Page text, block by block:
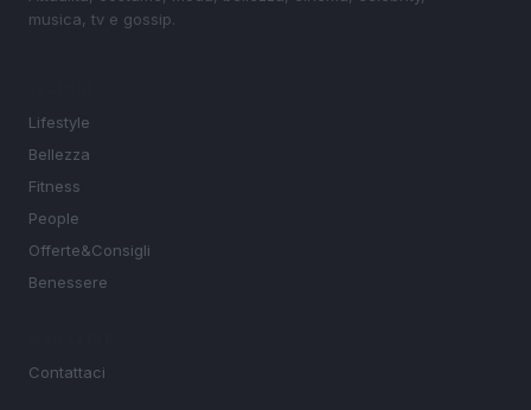
musica, tv e gossip.
Lifestyle
Bellezza
Fitness
People
Offerte&Consigli
Benessere
Contattaci